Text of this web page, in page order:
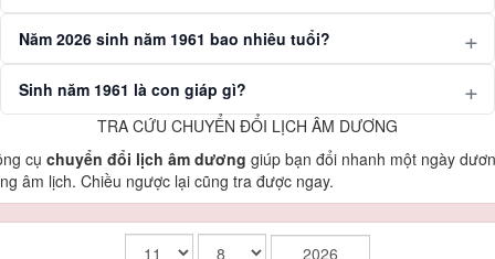
Năm 2026 sinh năm 1961 bao nhiêu tuổi?
Sinh năm 1961 là con giáp gì?
TRA CỨU CHUYỂN ĐỔI LỊCH ÂM DƯƠNG
cụ chuyển đổi lịch âm dương giúp bạn đổi nhanh một ngày
âm lịch. Chiều ngược lại cũng tra được ngay.